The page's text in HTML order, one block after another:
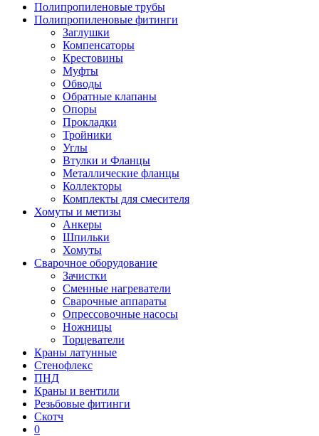
Полипропиленовые трубы
Полипропиленовые фитинги
Заглушки
Компенсаторы
Крестовины
Муфты
Обводы
Обратные клапаны
Опоры
Прокладки
Тройники
Углы
Втулки и Фланцы
Металлические фланцы
Коллекторы
Комплекты для смесителя
Хомуты и метизы
Анкеры
Шпильки
Хомуты
Сварочное оборудование
Зачистки
Сменные нагреватели
Сварочные аппараты
Опрессовочные насосы
Ножницы
Торцеватели
Краны латунные
Стенофлекс
ПНД
Краны и вентили
Резьбовые фитинги
Скотч
0